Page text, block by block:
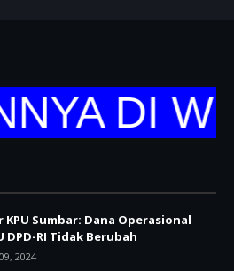
DI
KPU Sumbar: Dana Operasional
DPD-RI Tidak Berubah
2024